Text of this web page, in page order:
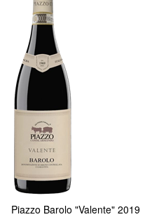
Piazzo Barolo "Valente" 2019